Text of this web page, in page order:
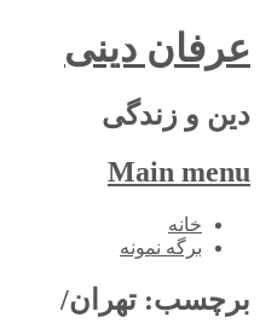
عرفان دینی
دین و زندگی
Main menu
Skip
خانه
برگه نمونه
برچسب: تهران/